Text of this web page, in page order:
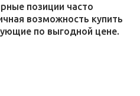
позиции часто
возможность купить
по выгодной цене.